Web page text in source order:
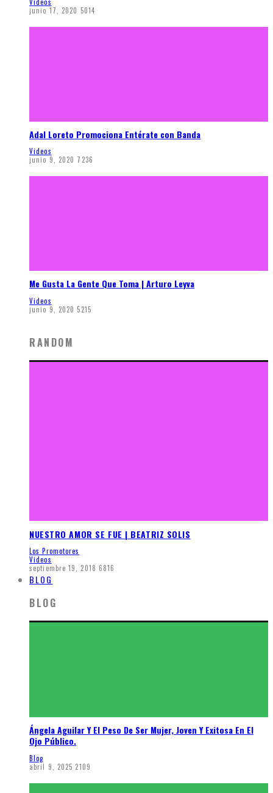
Videos
junio 17, 2020 5014
Adal Loreto Promociona Entérate con Banda
Videos
junio 9, 2020 7236
Me Gusta La Gente Que Toma | Arturo Leyva
Videos
junio 9, 2020 5215
RANDOM
NUESTRO AMOR SE FUE | BEATRIZ SOLIS
Los Promotores
Videos
septiembre 19, 2018 6816
BLOG
BLOG
Ángela Aguilar Y El Peso De Ser Mujer, Joven Y Exitosa En El
Ojo Público.
Blog
abril 9, 2025 2109